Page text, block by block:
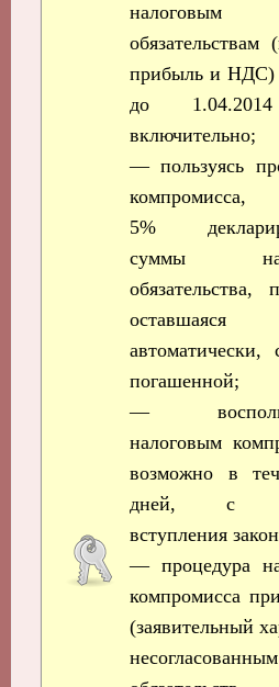
налоговым
обязательствам
прибыль и НДС)
до
включительно;
— пользуясь
компромисса,
5%
суммы
обязательства,
оставшаяся
автоматически,
погашенной;
—
налоговым
возможно в
дней, с
вступления
— процедура
компромисса
(заявительный